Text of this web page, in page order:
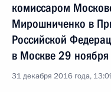
комиссаром
Мирошниченко в
Российской
в Москве 29
31 декабря 2016 года,